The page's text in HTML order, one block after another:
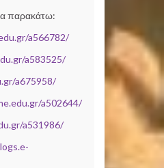
παρακάτω:
a566782/
a583525/
a675958/
a502644/
a531986/